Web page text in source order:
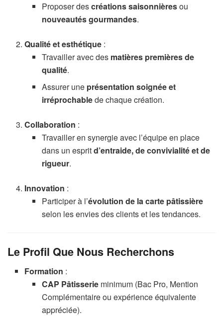
Proposer descréations saisonnièresou
nouveautés gourmandes.
Qualité et esthétique :
Travailler avec des matières premières de
qualité.
Assurer une présentation soignée et
irréprochablede chaque création.
Collaboration :
Travailler en synergie avec l’équipe en place
dans un espritd’entraide, de convivialité et de
rigueur.
Innovation :
Participer à l’évolution de la carte pâtissière
selon les envies des clients et les tendances.
Le Profil Que Nous Recherchons
Formation :
CAP Pâtisserieminimum (Bac Pro, Mention
Complémentaire ou expérience équivalente
appréciée).